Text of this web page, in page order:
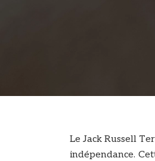
Le Jack Russell
indépendance.